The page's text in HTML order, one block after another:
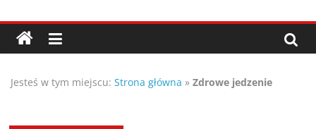
do
treści
Porady,
wskazówki
oraz
Jesteś w tym miejscu: Strona główna »Zdrowe jedzenie